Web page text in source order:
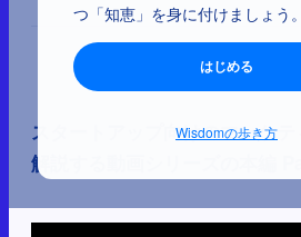
つ「知恵」を身に付けましょう。
はじめる
Wisdomの歩き方
スタートアップ向けのマーケ
解説する動画シリーズの本編